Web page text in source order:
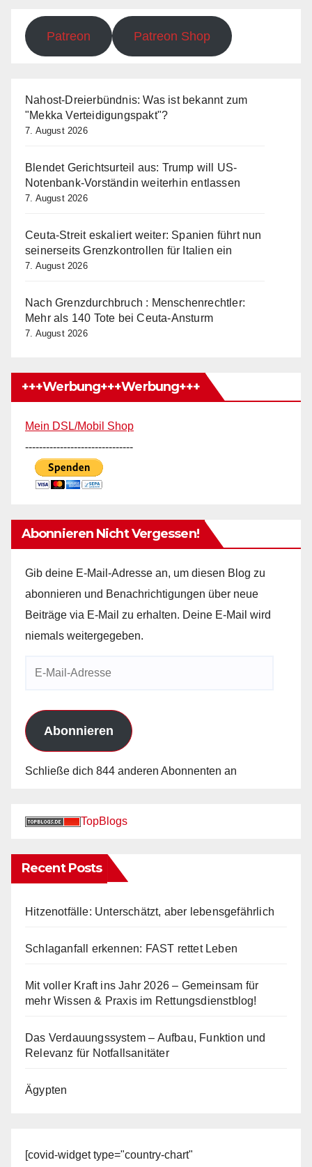
Patreon Patreon Shop
Nahost-Dreierbündnis: Was ist bekannt zum
"Mekka Verteidigungspakt"?
7. August 2026
Blendet Gerichtsurteil aus: Trump will US-
Notenbank-Vorständin weiterhin entlassen
7. August 2026
Ceuta-Streit eskaliert weiter: Spanien führt nun
seinerseits Grenzkontrollen für Italien ein
7. August 2026
Nach Grenzdurchbruch : Menschenrechtler:
Mehr als 140 Tote bei Ceuta-Ansturm
7. August 2026
+++Werbung+++Werbung+++
Mein DSL/Mobil Shop
-------------------------------
Abonnieren Nicht Vergessen!
Gib deine E-Mail-Adresse an, um diesen Blog zu
abonnieren und Benachrichtigungen über neue
Beiträge via E-Mail zu erhalten. Deine E-Mail wird
niemals weitergegeben.
Abonnieren
Schließe dich 844 anderen Abonnenten an
TopBlogs
Recent Posts
Hitzenotfälle: Unterschätzt, aber lebensgefährlich
Schlaganfall erkennen: FAST rettet Leben
Mit voller Kraft ins Jahr 2026 – Gemeinsam für
mehr Wissen & Praxis im Rettungsdienstblog!
Das Verdauungssystem – Aufbau, Funktion und
Relevanz für Notfallsanitäter
Ägypten
[covid-widget type="country-chart"